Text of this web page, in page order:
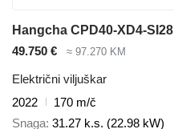
Hangcha CPD40-XD4-SI28
49.750 €
≈ 97.270 KM
Električni viljuškar
2022
170 m/č
Snaga 31.27 k.s. (22.98 kW)